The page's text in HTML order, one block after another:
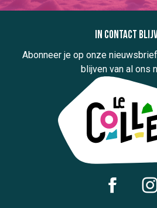
In contact
Abonneer je op onze
blijven van al ons